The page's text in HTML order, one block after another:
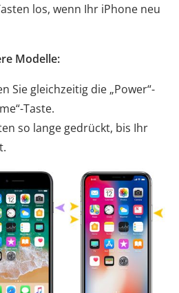
los, wenn Ihr iPhone neu
Modelle:
Sie gleichzeitig die „Power“-
Taste.
so lange gedrückt, bis Ihr